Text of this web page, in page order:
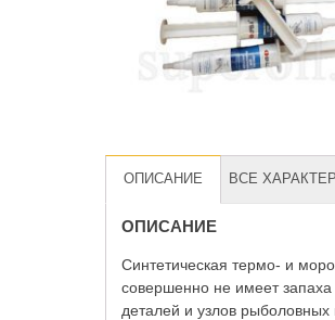
ОПИСАНИЕ ВСЕ
ОПИСАНИЕ
Синтетическая термо- и
совершенно не имеет
деталей и узлов